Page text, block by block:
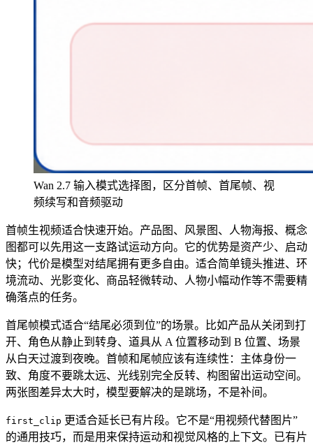
Wan 2.7 输入模式选择图，区分首帧、首尾帧、视
频续写和音频驱动
首帧生视频适合快速开始。产品图、风景图、人物海报、概念
图都可以先用这一支路试运动方向。它的优势是资产少、启动
快；代价是模型对结尾拥有更多自由。适合简单镜头推进、环
境流动、光影变化、商品轻微转动、人物小幅动作等不需要精
确落点的任务。
首尾帧模式适合“结尾必须到位”的场景。比如产品从关闭到打
开、角色从静止到转身、道具从 A 位置移动到 B 位置、场景
从白天过渡到夜晚。首帧和尾帧应该有连续性：主体身份一
致、角度不要跳太远、光线别完全反转、构图留出运动空间。
两张图差异太大时，模型要解决的是跳场，不是补间。
first_clip 更适合延长已有片段。它不是“用视频代替图片”
的通用技巧，而是用来保持运动和视觉风格的上下文。已有片